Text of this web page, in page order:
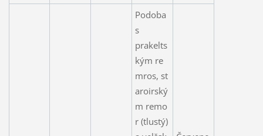
Podoba
s
prakelts
kým re
mros, st
aroirský
m remo
r (tlustý)